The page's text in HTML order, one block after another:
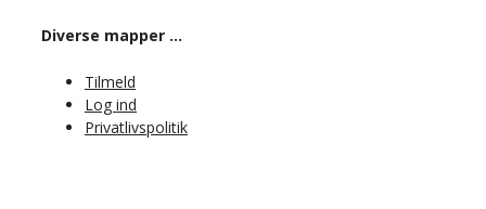
Diverse mapper …
Tilmeld
Log ind
Privatlivspolitik